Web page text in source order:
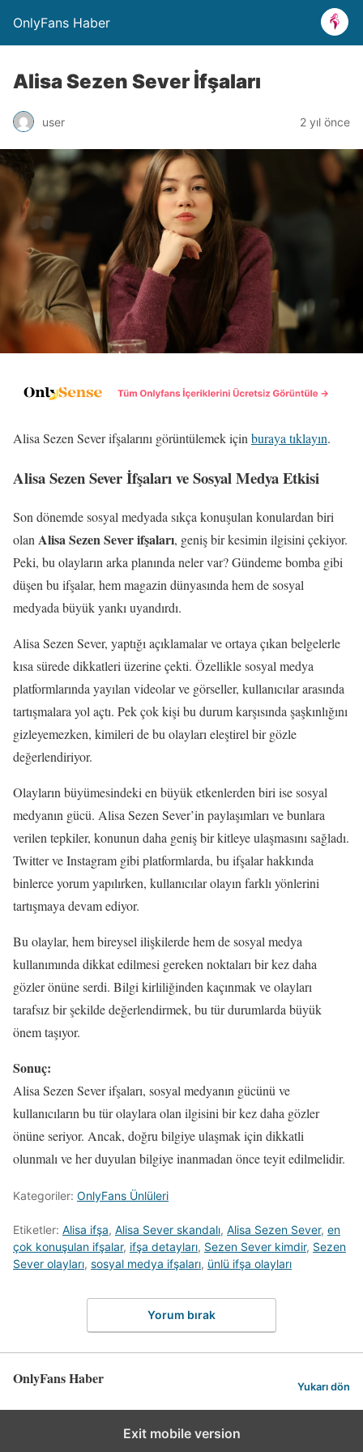
OnlyFans Haber
Alisa Sezen Sever İfşaları
user 2 yıl önce
Alisa Sezen Sever ifşalarını görüntülemek için buraya tıklayın.
Alisa Sezen Sever İfşaları ve Sosyal Medya Etkisi
Son dönemde sosyal medyada sıkça konuşulan konulardan biri
olanAlisa Sezen Sever ifşaları, geniş bir kesimin ilgisini çekiyor.
Peki, bu olayların arka planında neler var? Gündeme bomba gibi
düşen bu ifşalar, hem magazin dünyasında hem de sosyal
medyada büyük yankı uyandırdı.
Alisa Sezen Sever, yaptığı açıklamalar ve ortaya çıkan belgelerle
kısa sürede dikkatleri üzerine çekti. Özellikle sosyal medya
platformlarında yayılan videolar ve görseller, kullanıcılar arasında
tartışmalara yol açtı. Pek çok kişi bu durum karşısında şaşkınlığını
gizleyemezken, kimileri de bu olayları eleştirel bir gözle
değerlendiriyor.
Olayların büyümesindeki en büyük etkenlerden biri ise sosyal
medyanın gücü. Alisa Sezen Sever’in paylaşımları ve bunlara
verilen tepkiler, konunun daha geniş bir kitleye ulaşmasını sağladı.
Twitter ve Instagram gibi platformlarda, bu ifşalar hakkında
binlerce yorum yapılırken, kullanıcılar olayın farklı yönlerini
tartışmaya devam ediyor.
Bu olaylar, hem bireysel ilişkilerde hem de sosyal medya
kullanımında dikkat edilmesi gereken noktaları bir kez daha
gözler önüne serdi. Bilgi kirliliğinden kaçınmak ve olayları
tarafsız bir şekilde değerlendirmek, bu tür durumlarda büyük
önem taşıyor.
Sonuç:
Alisa Sezen Sever ifşaları, sosyal medyanın gücünü ve
kullanıcıların bu tür olaylara olan ilgisini bir kez daha gözler
önüne seriyor. Ancak, doğru bilgiye ulaşmak için dikkatli
olunmalı ve her duyulan bilgiye inanmadan önce teyit edilmelidir.
Kategoriler: OnlyFans Ünlüleri
Etiketler: Alisa ifşa, Alisa Sever skandalı, Alisa Sezen Sever, en
çok konuşulan ifşalar, ifşa detayları, Sezen Sever kimdir, Sezen
Sever olayları, sosyal medya ifşaları, ünlü ifşa olayları
Yorum bırak
OnlyFans Haber Yukarı dön
Exit mobile version